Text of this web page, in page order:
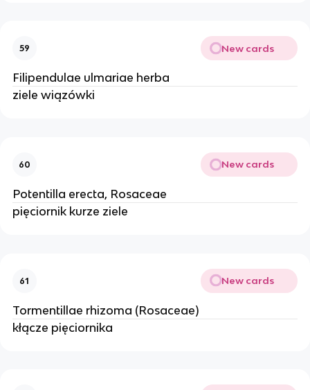
59 New cards
Filipendulae ulmariae herba
ziele wiązówki
60 New cards
Potentilla erecta, Rosaceae
pięciornik kurze ziele
61 New cards
Tormentillae rhizoma (Rosaceae)
kłącze pięciornika